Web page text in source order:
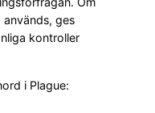
ges
kontroller
i Plague: